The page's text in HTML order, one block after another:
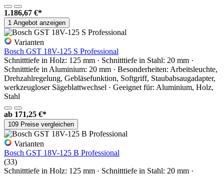
1.186,67 €*
1 Angebot anzeigen
Varianten
Bosch GST 18V-125 S Professional
Schnitttiefe in Holz: 125 mm · Schnitttiefe in Stahl: 20 mm ·
Schnitttiefe in Aluminium: 20 mm · Besonderheiten: Arbeitsleuchte,
Drehzahlregelung, Gebläsefunktion, Softgriff, Staubabsaugadapter,
werkzeugloser Sägeblattwechsel · Geeignet für: Aluminium, Holz,
Stahl
ab 171,25 €*
109 Preise vergleichen
Varianten
Bosch GST 18V-125 B Professional
(33)
Schnitttiefe in Holz: 125 mm · Schnitttiefe in Stahl: 20 mm ·